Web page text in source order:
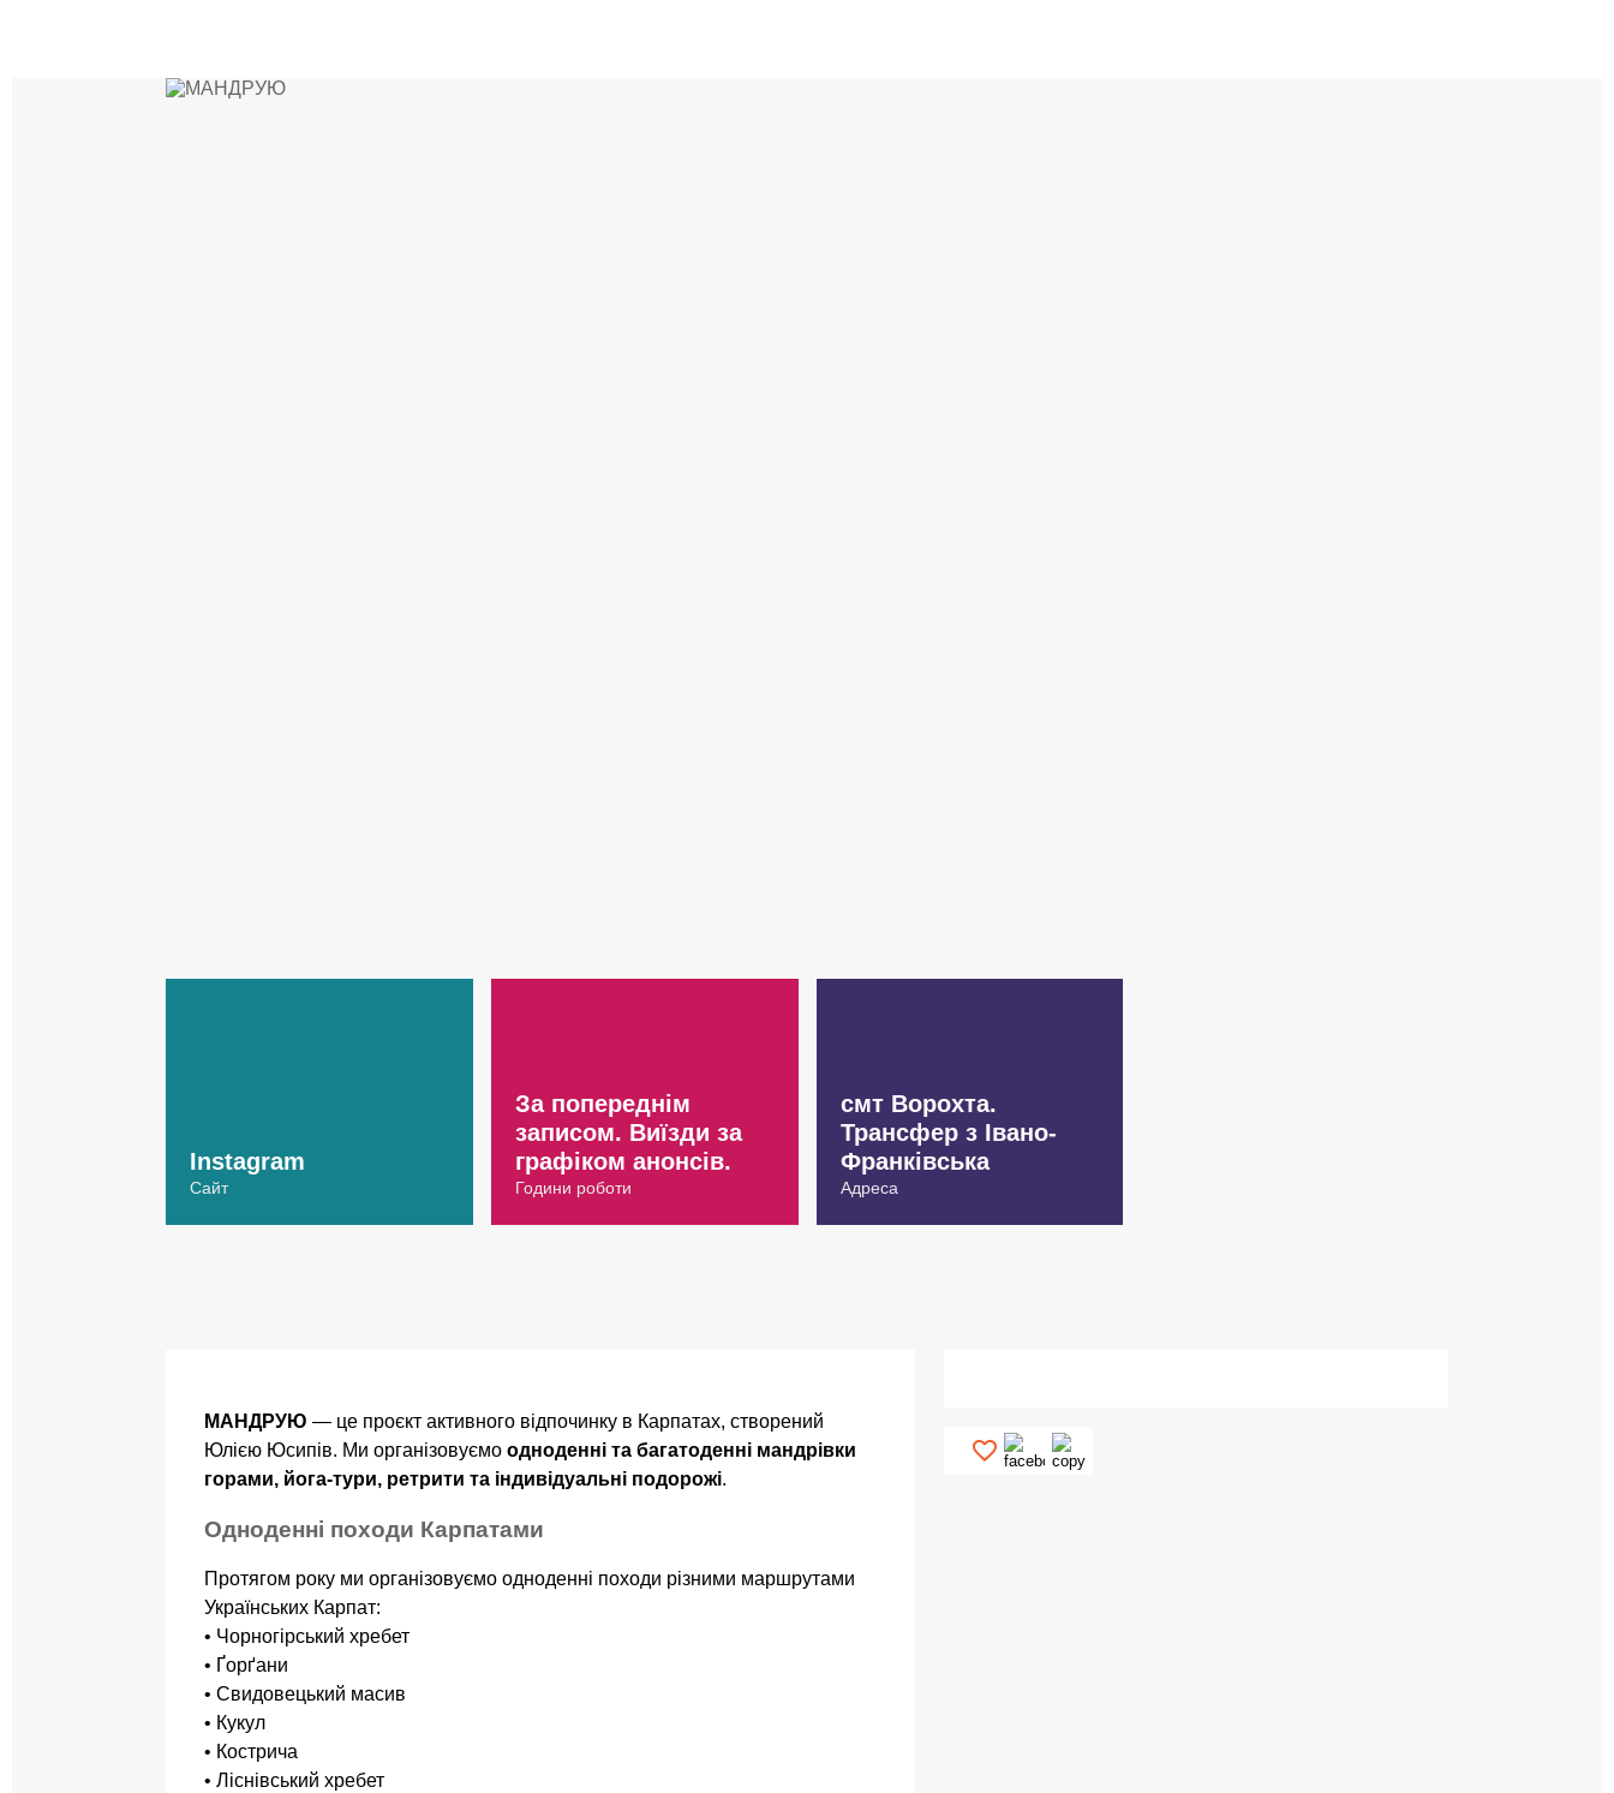
Instagram
Сайт
За попереднім
записом. Виїзди за
графіком анонсів.
Години роботи
смт Ворохта.
Трансфер з Івано-
Франківська
Адреса
МАНДРУЮ — це проєкт активного відпочинку в Карпатах, створений
Юлією Юсипів. Ми організовуємо одноденні та багатоденні мандрівки
горами, йога-тури, ретрити та індивідуальні подорожі.
Одноденні походи Карпатами
Протягом року ми організовуємо одноденні походи різними маршрутами
Українських Карпат:
• Чорногірський хребет
• Ґорґани
• Свидовецький масив
• Кукул
• Кострича
• Ліснівський хребет